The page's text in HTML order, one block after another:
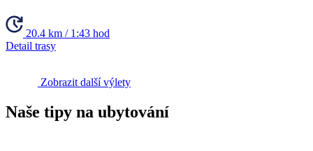
20.4 km / 1:43 hod
Detail trasy
Zobrazit další výlety
Naše tipy na ubytování